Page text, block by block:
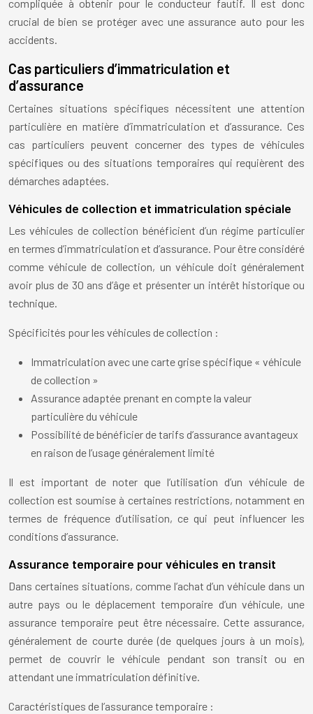
compliquée à obtenir pour le conducteur fautif. Il est donc
crucial de bien se protéger avec une assurance auto pour les
accidents.
Cas particuliers d’immatriculation et
d’assurance
Certaines situations spécifiques nécessitent une attention
particulière en matière d’immatriculation et d’assurance. Ces
cas particuliers peuvent concerner des types de véhicules
spécifiques ou des situations temporaires qui requièrent des
démarches adaptées.
Véhicules de collection et immatriculation spéciale
Les véhicules de collection bénéficient d’un régime particulier
en termes d’immatriculation et d’assurance. Pour être considéré
comme véhicule de collection, un véhicule doit généralement
avoir plus de 30 ans d’âge et présenter un intérêt historique ou
technique.
Spécificités pour les véhicules de collection :
Immatriculation avec une carte grise spécifique « véhicule
de collection »
Assurance adaptée prenant en compte la valeur
particulière du véhicule
Possibilité de bénéficier de tarifs d’assurance avantageux
en raison de l’usage généralement limité
Il est important de noter que l’utilisation d’un véhicule de
collection est soumise à certaines restrictions, notamment en
termes de fréquence d’utilisation, ce qui peut influencer les
conditions d’assurance.
Assurance temporaire pour véhicules en transit
Dans certaines situations, comme l’achat d’un véhicule dans un
autre pays ou le déplacement temporaire d’un véhicule, une
assurance temporaire peut être nécessaire. Cette assurance,
généralement de courte durée (de quelques jours à un mois),
permet de couvrir le véhicule pendant son transit ou en
attendant une immatriculation définitive.
Caractéristiques de l’assurance temporaire :